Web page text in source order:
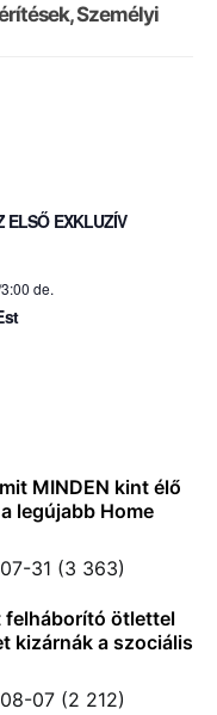
Személyi
ELSŐ EXKLUZÍV
de.
MINDEN kint élő
legújabb Home
31 (3 363)
felháborító ötlettel
kizárnák a szociális
07 (2 212)